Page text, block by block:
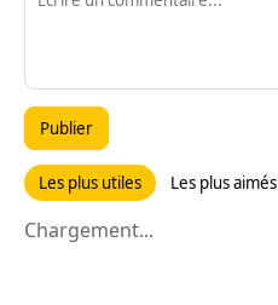
Publier
Les plus utiles Les plus aimés
Chargement...